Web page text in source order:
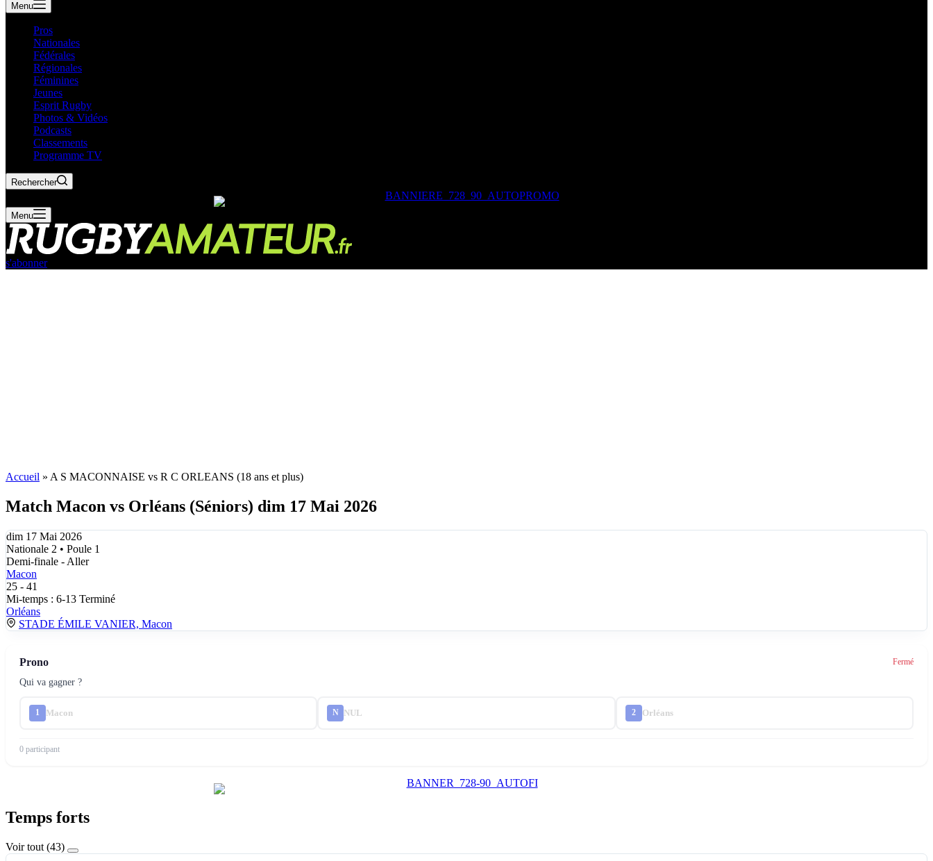
Menu
Pros
Nationales
Fédérales
Régionales
Féminines
Jeunes
Esprit Rugby
Photos & Vidéos
Podcasts
Classements
Programme TV
Rechercher
Menu
s'abonner
Accueil » A S MACONNAISE vs R C ORLEANS (18 ans et plus)
Match Macon vs Orléans (Séniors) dim 17 Mai 2026
dim 17 Mai 2026
Nationale 2 • Poule 1
Demi-finale - Aller
Macon
25 - 41
Mi-temps : 6-13 Terminé
Orléans
STADE ÉMILE VANIER, Macon
Prono Fermé
Qui va gagner ?
1 Macon N NUL 2 Orléans
0 participant
Temps forts
Voir tout (43)